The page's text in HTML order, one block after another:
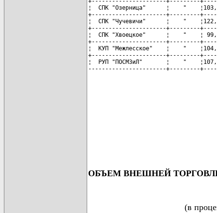
¦  СПК "Озерница"      ¦    "
+----------------------+---------
¦  СПК "Чучевичи"      ¦    "
+----------------------+---------
¦  СПК "Хвоецкое"      ¦    "    ¦
+----------------------+---------
¦  КУП "Межлесское"    ¦    "
+----------------------+---------
¦  РУП "ПОСМЗиЛ"       ¦    "
-----------------------+---------
ОБЪЕМ ВНЕШНЕЙ
(в